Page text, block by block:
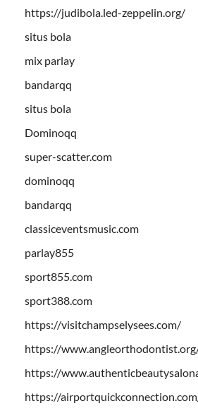
https://judibola.led-zeppelin.org/
situs bola
mix parlay
bandarqq
situs bola
Dominoqq
super-scatter.com
dominoqq
bandarqq
classiceventsmusic.com
parlay855
sport855.com
sport388.com
https://visitchampselysees.com/
https://
https://
https://